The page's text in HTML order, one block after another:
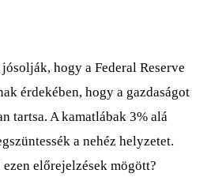
hogy a Federal Reserve
érdekében, hogy a gazdaságot
tartsa. A kamatlábak 3% alá
a nehéz helyzetet.
előrejelzések mögött?